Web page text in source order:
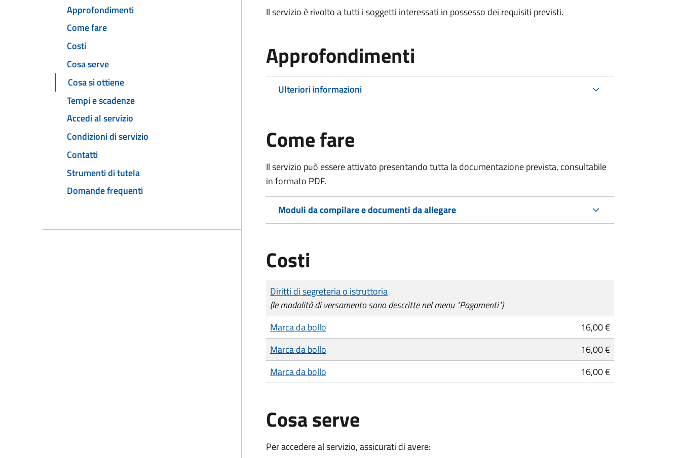
Approfondimenti
Come fare
Costi
Cosa serve
Cosa si ottiene
Tempi e scadenze
Accedi al servizio
Condizioni di servizio
Contatti
Strumenti di tutela
Domande frequenti
Il servizio è rivolto a tutti i soggetti interessati in possesso dei requisiti previsti.
Approfondimenti
Ulteriori informazioni
Come fare
Il servizio può essere attivato presentando tutta la documentazione prevista, consultabile
in formato PDF.
Moduli da compilare e documenti da allegare
Costi
Tipo di pagamento
Importo
Diritti di segreteria o istruttoria
(le modalità di versamento sono descritte nel menu "Pagamenti")
Marca da bollo
16,00 €
Marca da bollo
16,00 €
Marca da bollo
16,00 €
Cosa serve
Per accedere al servizio, assicurati di avere: